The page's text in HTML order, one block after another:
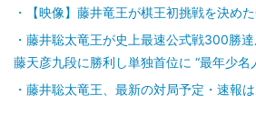
【映像】藤井竜王が棋王初挑戦を決め
藤井聡太竜王が史上最速公式戦300勝
藤天彦九段に勝利し単独首位に “最年少名
藤井聡太竜王、最新の対局予定・速報